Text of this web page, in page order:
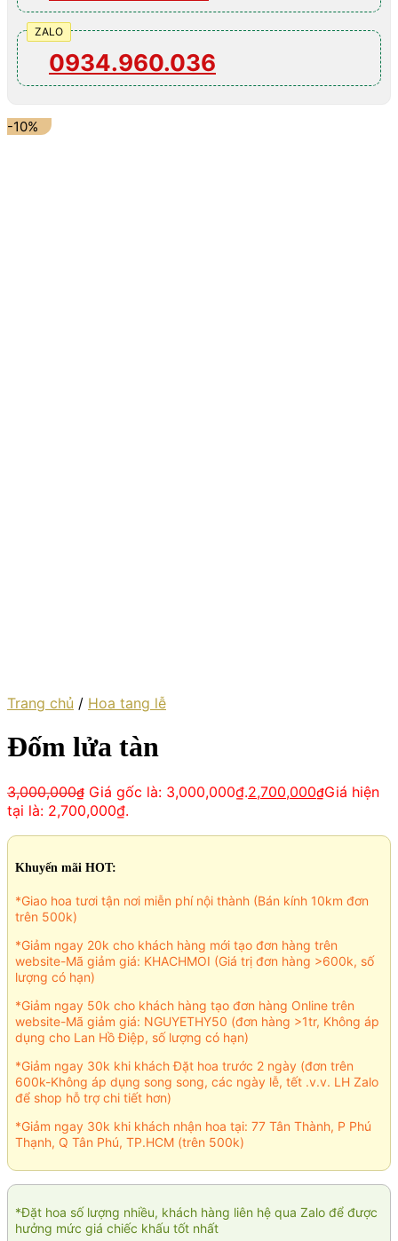
ZALO
0934.960.036
-10%
Trang chủ / Hoa tang lễ
Đốm lửa tàn
3,000,000₫ Giá gốc là: 3,000,000₫.2,700,000₫Giá hiện
tại là: 2,700,000₫.
Khuyến mãi HOT:
*Giao hoa tươi tận nơi miễn phí nội thành (Bán kính 10km đơn
trên 500k)
*Giảm ngay 20k cho khách hàng mới tạo đơn hàng trên
website-Mã giảm giá: KHACHMOI (Giá trị đơn hàng >600k, số
lượng có hạn)
*Giảm ngay 50k cho khách hàng tạo đơn hàng Online trên
website-Mã giảm giá: NGUYETHY50 (đơn hàng >1tr, Không áp
dụng cho Lan Hồ Điệp, số lượng có hạn)
*Giảm ngay 30k khi khách Đặt hoa trước 2 ngày (đơn trên
600k-Không áp dụng song song, các ngày lễ, tết .v.v. LH Zalo
để shop hỗ trợ chi tiết hơn)
*Giảm ngay 30k khi khách nhận hoa tại: 77 Tân Thành, P Phú
Thạnh, Q Tân Phú, TP.HCM (trên 500k)
*Đặt hoa số lượng nhiều, khách hàng liên hệ qua Zalo để được
hưởng mức giá chiếc khấu tốt nhất